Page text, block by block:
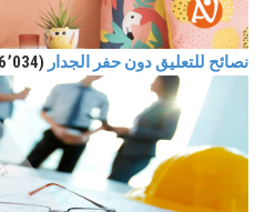
نصائح للتعليق دون حفر الجدار (56٬034)